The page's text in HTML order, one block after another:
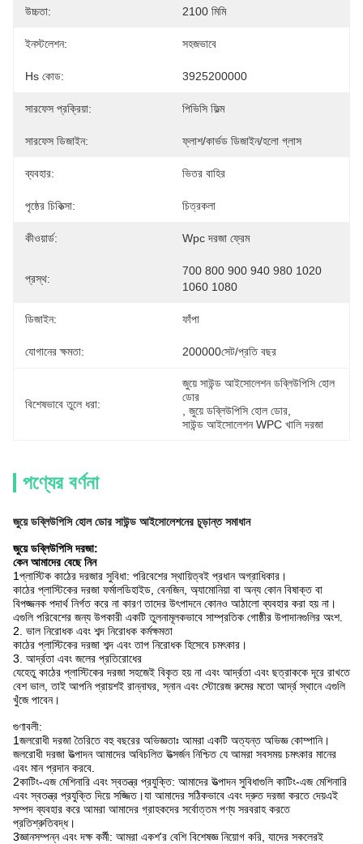
উচ্চতা: 2100 মিমি
ইনস্টলেশন: সহজভাবে
Hs কোড: 3925200000
সারফেস প্রক্রিয়া: পিভিসি ফিল্ম
সারফেস ডিজাইন: ফ্লাশ/কার্ভড ডিজাইন/হলো গ্লাস
ব্যবহার: ভিতর বাহির
পৃষ্ঠের চিকিত্সা: চিত্রকলা
কীওয়ার্ড: Wpc দরজা ফ্রেম
প্রস্থ:
700 800 900 940 980 1020
1060 1080
ডিজাইন: ফাঁপা
যোগানের ক্ষমতা: 200000সেট/প্রতি বছর
বিশেষভাবে তুলে ধরা:
জুয়ে সাউন্ড আইসোলেশন ডব্লিউপিসি হোল
ডোর
জুয়ে ডব্লিউপিসি হোল ডোর
সাউন্ড আইসোলেশন WPC খালি দরজা
পণ্যের বর্ণনা
জুয়ে ডব্লিউপিসি হোল ডোর সাউন্ড আইসোলেশনের চূড়ান্ত সমাধান
জুয়ে ডব্লিউপিসি দরজা:
কেন আমাদের বেছে নিন
1প্লাস্টিক কাঠের দরজার সুবিধা: পরিবেশের স্থায়িত্বই প্রধান অগ্রাধিকার।
কাঠের প্লাস্টিকের দরজা ফর্মালডিহাইড, বেনজিন, অ্যামোনিয়া বা অন্য কোন বিষাক্ত বা
বিপজ্জনক পদার্থ নির্গত করে না কারণ তাদের উৎপাদনে কোনও আঠালো ব্যবহার করা হয় না।
এগুলি পরিবেশের জন্য উপকারী একটি তুলনামূলকভাবে সাম্প্রতিক গোষ্ঠীর উপাদানগুলির অংশ.
2. ভাল নিরোধক এবং শব্দ নিরোধক কর্মক্ষমতা
কাঠের প্লাস্টিকের দরজা শব্দ এবং তাপ নিরোধক হিসেবে চমৎকার।
3. আর্দ্রতা এবং জলের প্রতিরোধের
যেহেতু কাঠের প্লাস্টিকের দরজা সহজেই বিকৃত হয় না এবং আর্দ্রতা এবং ছত্রাককে দূরে রাখতে
বেশ ভাল, তাই আপনি প্রায়শই রান্নাঘর, স্নান এবং স্টোরেজ রুমের মতো আর্দ্র স্থানে এগুলি
খুঁজে পাবেন।
গুণাবলী:
1জলরোধী দরজা তৈরিতে বহু বছরের অভিজ্ঞতাঃ আমরা একটি অত্যন্ত অভিজ্ঞ কোম্পানি।
জলরোধী দরজা উত্পাদন আমাদের অবিচলিত উত্সর্জন নিশ্চিত যে আমরা সবসময় চমৎকার মানের
এবং মান প্রদান করবে.
2কাটিং-এজ মেশিনারি এবং স্বতন্ত্র প্রযুক্তি: আমাদের উত্পাদন সুবিধাগুলি কাটিং-এজ মেশিনারি
এবং স্বতন্ত্র প্রযুক্তি দিয়ে সজ্জিত।যা আমাদের সঠিকভাবে এবং দ্রুত দরজা করতে দেয়এই
সম্পদ ব্যবহার করে আমরা আমাদের গ্রাহকদের সর্বোত্তম পণ্য সরবরাহ করতে
প্রতিশ্রুতিবদ্ধ।
3জ্ঞানসম্পন্ন এবং দক্ষ কর্মী: আমরা একশ'র বেশি বিশেষজ্ঞ নিয়োগ করি, যাদের সকলেরই